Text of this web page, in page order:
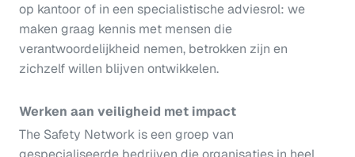
op kantoor of in een specialistische adviesrol: we
maken graag kennis met mensen die
verantwoordelijkheid nemen, betrokken zijn en
zichzelf willen blijven ontwikkelen.
Werken aan veiligheid met impact
The Safety Network is een groep van